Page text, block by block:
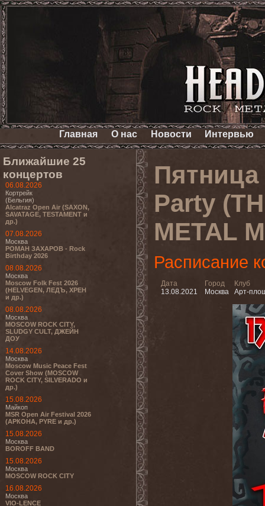
Главная О нас Новости Интервью
Ближайшие 25
концертов
06.08.2026
Кортрейк
(Бельгия)
Alcatraz Open Air (SAXON,
SAVATAGE, TESTAMENT и
др.)
07.08.2026
Москва
РОМАН ЗАХАРОВ - Rock
Birthday 2026
08.08.2026
Москва
Moscow Folk Fest 2026
(HELVEGEN, ЛЕДЪ, ХРЕН
и др.)
08.08.2026
Москва
MOSCOW ROCK CITY,
SLUDGY CULT, ДЖЕЙН
ДОУ
14.08.2026
Москва
Moscow Music Peace Fest
Cover Show (MOSCOW
ROCK CITY, SILVERADO и
др.)
15.08.2026
Майкоп
MSR Open Air Festival 2026
(АРКОНА, PYRE и др.)
15.08.2026
Москва
BOROFF BAND
15.08.2026
Москва
MOSCOW ROCK CITY
16.08.2026
Москва
VIO-LENCE
Party
METAL
Расписание
Дата
13.08.2021
Город
Москва
Клуб
Арт-